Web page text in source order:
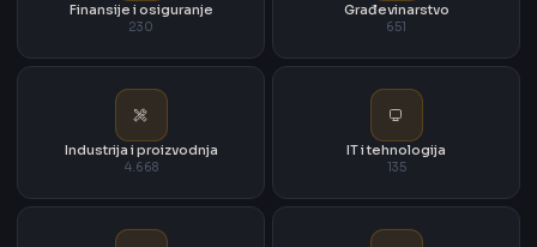
Finansije i osiguranje
230
Građevinarstvo
651
Industrija i proizvodnja
4.668
IT i tehnologija
135